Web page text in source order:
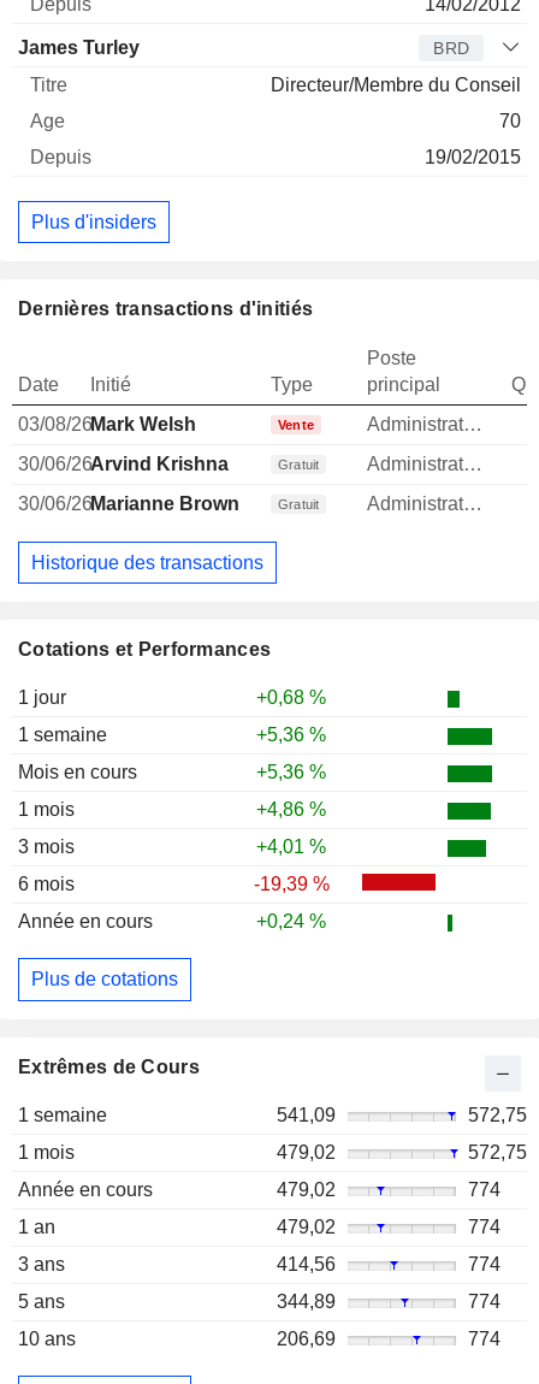
Cotations et Performances
1 jour
+0,68 %
1 semaine
+5,36 %
Mois en cours
+5,36 %
1 mois
+4,86 %
3 mois
+4,01 %
6 mois
-19,39 %
Année en cours
+0,24 %
Plus de cotations
Extrêmes de Cours
1 semaine 541,09
572,75
1 mois
479,02
572,75
Année en cours
479,02
774
1 an
479,02
774
3 ans
414,56
774
5 ans
344,89
774
10 ans
206,69 774
14/02/2012
James Turley BRD
Directeur/Membre du Conseil
70
19/02/2015
Plus d'insiders
Dernières transactions d'initiés
Date Initié Type
Poste
principal
03/08/26Mark Welsh Vente
Administrateur
30/06/26Arvind Krishna Gratuit
Administrateur
30/06/26Marianne Brown Gratuit Administrateur
Historique des transactions